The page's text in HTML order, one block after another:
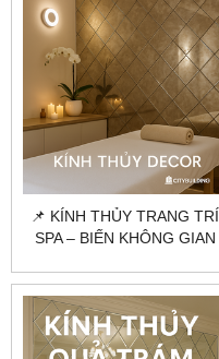
📌 KÍNH THỦY TRANG TRÍ
SPA – BIẾN KHÔNG GIAN
PHẨM NGHỆ THUẬT